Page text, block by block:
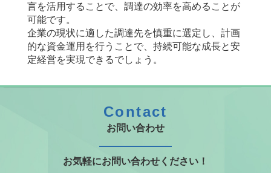
言を活用することで、調達の効率を高めることが
可能です。
企業の現状に適した調達先を慎重に選定し、計画
的な資金運用を行うことで、持続可能な成長と安
定経営を実現できるでしょう。
Contact
お問い合わせ
お気軽にお問い合わせください！